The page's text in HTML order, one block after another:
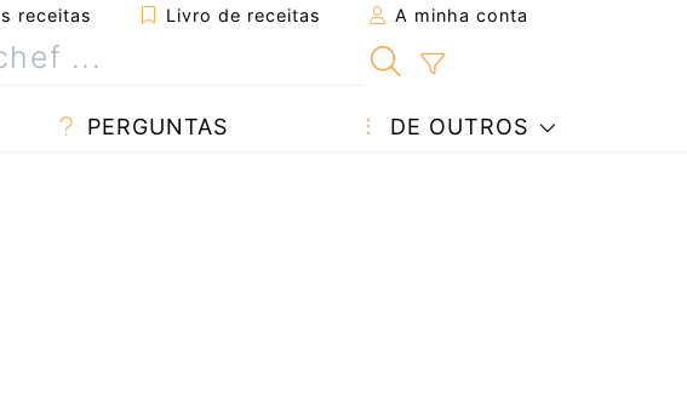
receitas Livro de receitas A minha conta
PERGUNTAS DE OUTROS